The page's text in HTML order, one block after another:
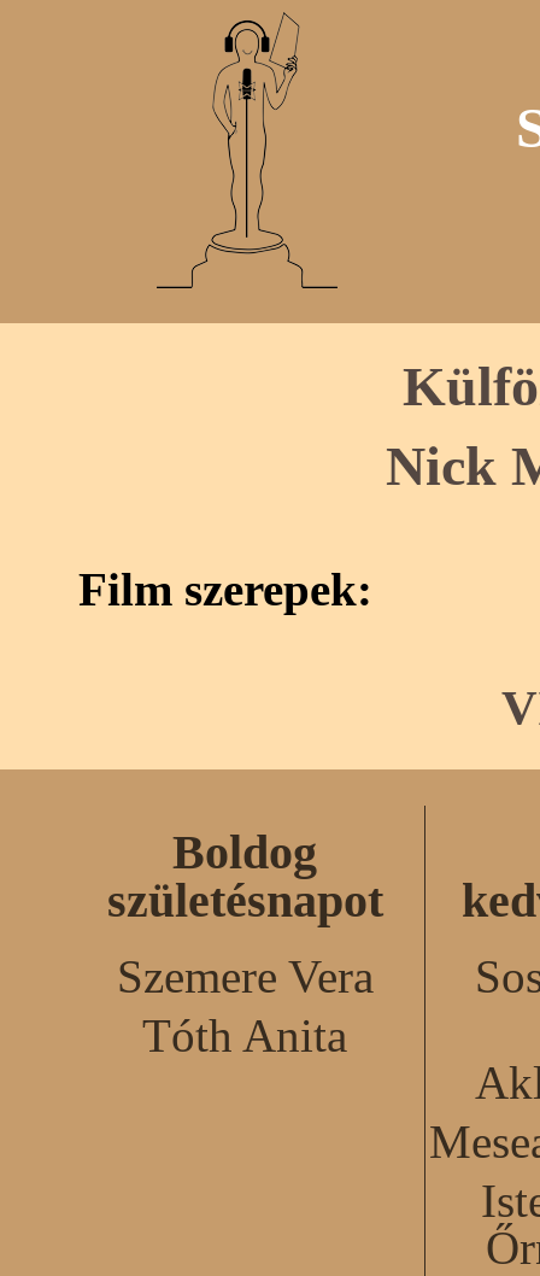
Nick
Film szerepek:
Boldog
születésnapot
Szemere Vera
Tóth Anita